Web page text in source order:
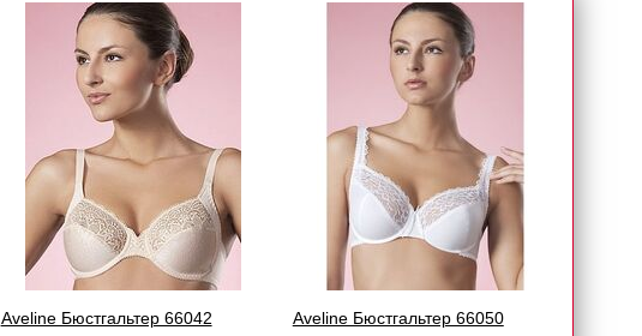
Aveline Бюстгальтер 66042 Aveline Бюстгальтер 66050